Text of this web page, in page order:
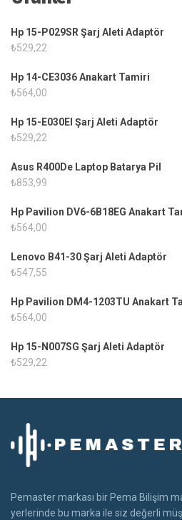
Hp 15-P029SR Şarj Aleti Adaptör
₺529,22
Hp 14-CE3036 Anakart Tamiri
₺564,00
Hp 15-E030EI Şarj Aleti Adaptör
₺529,22
Asus R400De Laptop Batarya Pil
₺853,99
Hp Pavilion DV6-6B18EG Anakart
₺564,00
Lenovo B41-30 Şarj Aleti Adaptör
₺547,55
Hp Pavilion DM4-1203TU Anakart
₺564,00
Hp 15-N007SG Şarj Aleti Adaptör
₺529,22
Pemaster markası bir Pema Bilişim
yerlerinde bu marka ile siz değerli